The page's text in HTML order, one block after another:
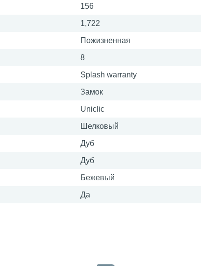
156
1,722
Пожизненная
8
Splash warranty
Замок
Uniclic
Шелковый
Дуб
Дуб
Бежевый
Да